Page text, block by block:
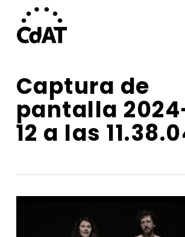
main
Captura de
pantalla
12 a las